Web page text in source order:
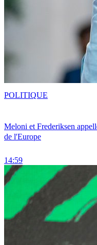
Meloni et Frederiksen
de l'Europe
14:59
POLITIQUE